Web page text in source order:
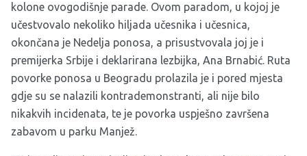
kolone ovogodišnje parade. Ovom paradom, u kojoj je
učestvovalo nekoliko hiljada učesnika i učesnica,
okončana je Nedelja ponosa, a prisustvovala joj je i
premijerka Srbije i deklarirana lezbijka, Ana Brnabić. Ruta
povorke ponosa u Beogradu prolazila je i pored mjesta
gdje su se nalazili kontrademonstranti, ali nije bilo
nikakvih incidenata, te je povorka uspješno završena
zabavom u parku Manjež.